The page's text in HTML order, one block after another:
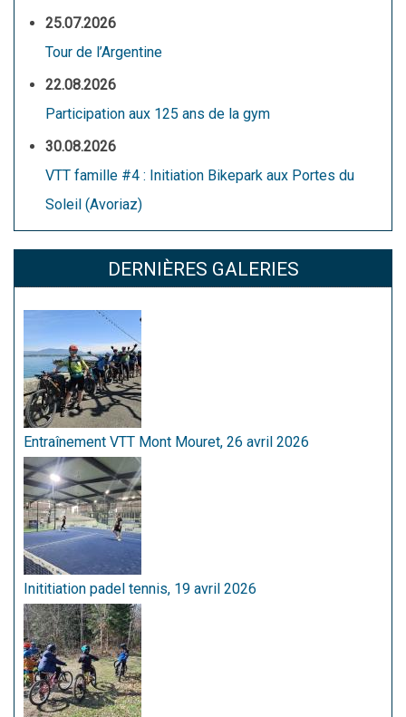
25.07.2026
Tour de l’Argentine
22.08.2026
Participation aux 125 ans de la gym
30.08.2026
VTT famille #4 : Initiation Bikepark aux Portes du
Soleil (Avoriaz)
DERNIÈRES GALERIES
Entraînement VTT Mont Mouret, 26 avril 2026
Inititiation padel tennis, 19 avril 2026